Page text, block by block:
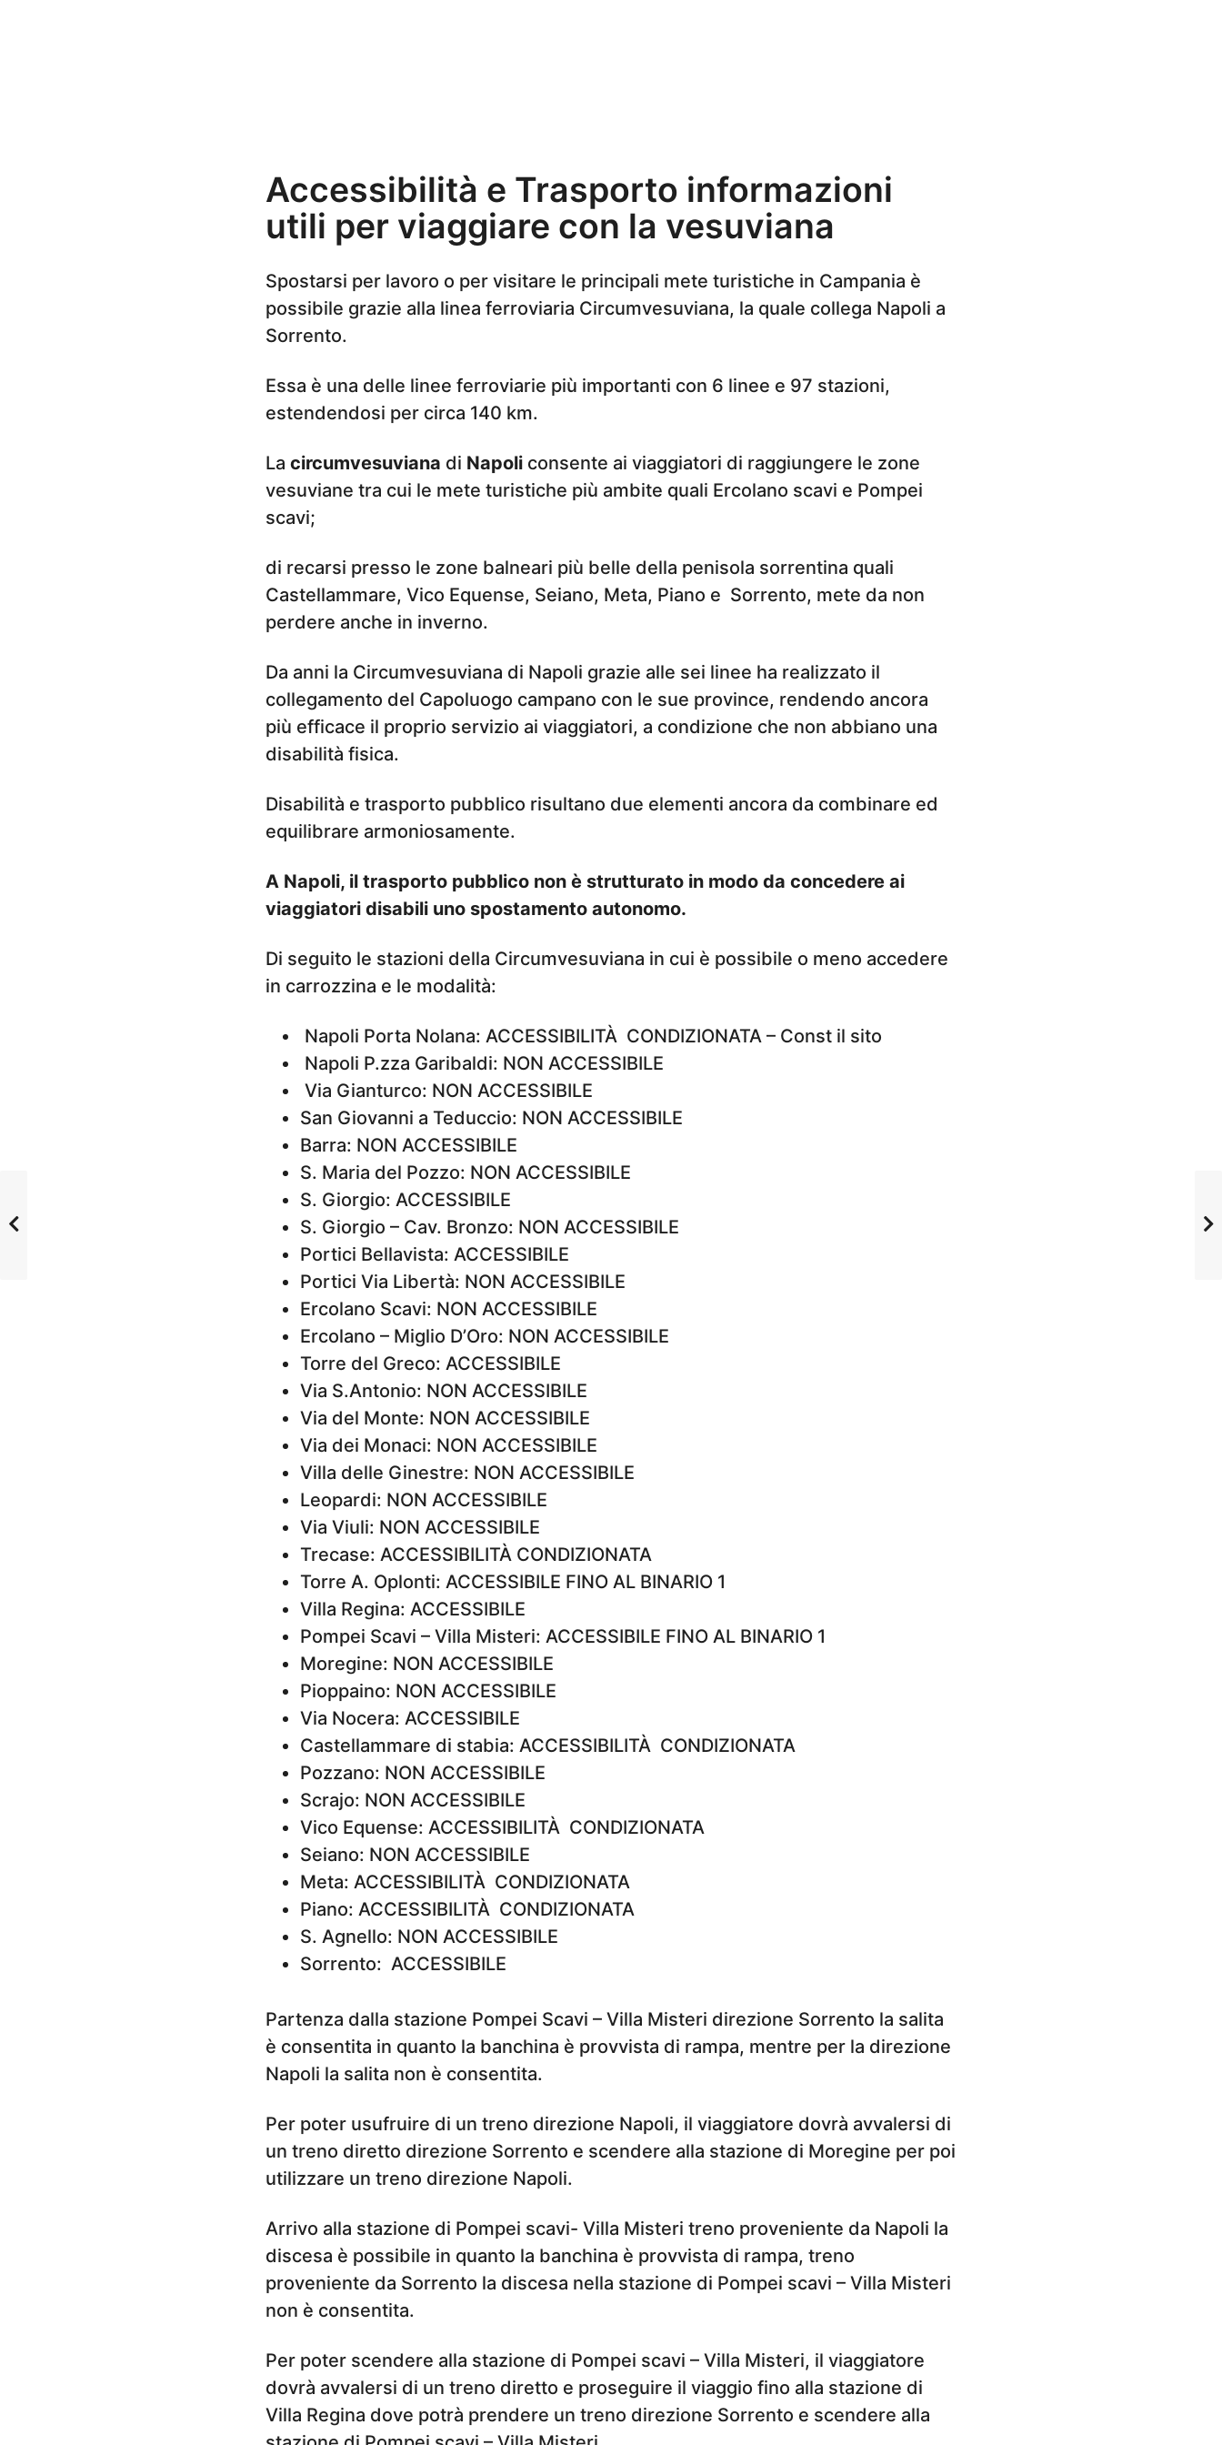
Accessibilità e Trasporto informazioni
utili per viaggiare con la vesuviana
Spostarsi per lavoro o per visitare le principali mete turistiche in Campania è
possibile grazie alla linea ferroviaria Circumvesuviana, la quale collega Napoli a
Sorrento.
Essa è una delle linee ferroviarie più importanti con 6 linee e 97 stazioni,
estendendosi per circa 140 km.
La circumvesuviana di Napoli consente ai viaggiatori di raggiungere le zone
vesuviane tra cui le mete turistiche più ambite quali Ercolano scavi e Pompei
scavi;
di recarsi presso le zone balneari più belle della penisola sorrentina quali
Castellammare, Vico Equense, Seiano, Meta, Piano e Sorrento, mete da non
perdere anche in inverno.
Da anni la Circumvesuviana di Napoli grazie alle sei linee ha realizzato il
collegamento del Capoluogo campano con le sue province, rendendo ancora
più efficace il proprio servizio ai viaggiatori, a condizione che non abbiano una
disabilità fisica.
Disabilità e trasporto pubblico risultano due elementi ancora da combinare ed
equilibrare armoniosamente.
A Napoli, il trasporto pubblico non è strutturato in modo da concedere ai
viaggiatori disabili uno spostamento autonomo.
Di seguito le stazioni della Circumvesuviana in cui è possibile o meno accedere
in carrozzina e le modalità:
Napoli Porta Nolana: ACCESSIBILITÀ CONDIZIONATA – Const il sito
Napoli P.zza Garibaldi: NON ACCESSIBILE
Via Gianturco: NON ACCESSIBILE
San Giovanni a Teduccio: NON ACCESSIBILE
Barra: NON ACCESSIBILE
S. Maria del Pozzo: NON ACCESSIBILE
S. Giorgio: ACCESSIBILE
S. Giorgio – Cav. Bronzo: NON ACCESSIBILE
Portici Bellavista: ACCESSIBILE
Portici Via Libertà: NON ACCESSIBILE
Ercolano Scavi: NON ACCESSIBILE
Ercolano – Miglio D’Oro: NON ACCESSIBILE
Torre del Greco: ACCESSIBILE
Via S.Antonio: NON ACCESSIBILE
Via del Monte: NON ACCESSIBILE
Via dei Monaci: NON ACCESSIBILE
Villa delle Ginestre: NON ACCESSIBILE
Leopardi: NON ACCESSIBILE
Via Viuli: NON ACCESSIBILE
Trecase: ACCESSIBILITÀ CONDIZIONATA
Torre A. Oplonti: ACCESSIBILE FINO AL BINARIO 1
Villa Regina: ACCESSIBILE
Pompei Scavi – Villa Misteri: ACCESSIBILE FINO AL BINARIO 1
Moregine: NON ACCESSIBILE
Pioppaino: NON ACCESSIBILE
Via Nocera: ACCESSIBILE
Castellammare di stabia: ACCESSIBILITÀ CONDIZIONATA
Pozzano: NON ACCESSIBILE
Scrajo: NON ACCESSIBILE
Vico Equense: ACCESSIBILITÀ CONDIZIONATA
Seiano: NON ACCESSIBILE
Meta: ACCESSIBILITÀ CONDIZIONATA
Piano: ACCESSIBILITÀ CONDIZIONATA
S. Agnello: NON ACCESSIBILE
Sorrento: ACCESSIBILE
Partenza dalla stazione Pompei Scavi – Villa Misteri direzione Sorrento la salita
è consentita in quanto la banchina è provvista di rampa, mentre per la direzione
Napoli la salita non è consentita.
Per poter usufruire di un treno direzione Napoli, il viaggiatore dovrà avvalersi di
un treno diretto direzione Sorrento e scendere alla stazione di Moregine per poi
utilizzare un treno direzione Napoli.
Arrivo alla stazione di Pompei scavi- Villa Misteri treno proveniente da Napoli la
discesa è possibile in quanto la banchina è provvista di rampa, treno
proveniente da Sorrento la discesa nella stazione di Pompei scavi – Villa Misteri
non è consentita.
Per poter scendere alla stazione di Pompei scavi – Villa Misteri, il viaggiatore
dovrà avvalersi di un treno diretto e proseguire il viaggio fino alla stazione di
Villa Regina dove potrà prendere un treno direzione Sorrento e scendere alla